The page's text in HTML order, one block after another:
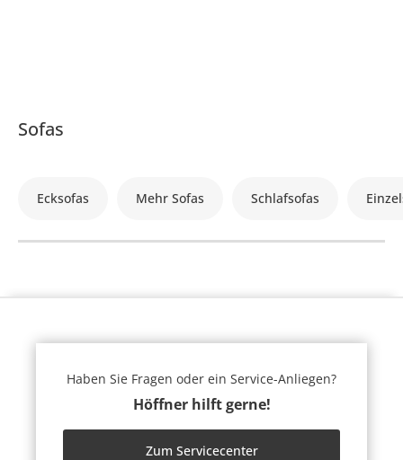
Sofas
Ecksofas Mehr Sofas Schlafsofas
Haben Sie Fragen oder ein Service-Anliegen?
Höffner hilft gerne!
Zum Servicecenter